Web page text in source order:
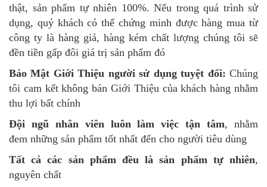
thật, sản phẩm tự nhiên 100%. Nếu trong quá trình sử
dụng, quý khách có thể chứng minh được hàng mua từ
công ty là hàng giả, hàng kém chất lượng chúng tôi sẽ
đền tiền gấp đôi giá trị sản phẩm đó
Bảo Mật Giới Thiệu người sử dụng tuyệt đối: Chúng
tôi cam kết không bán Giới Thiệu của khách hàng nhằm
thu lợi bất chính
Đội ngũ nhân viên luôn làm việc tận tâm, nhằm
đem những sản phẩm tốt nhất đến cho người tiêu dùng
Tất cả các sản phẩm đều là sản phẩm tự nhiên,
nguyên chất